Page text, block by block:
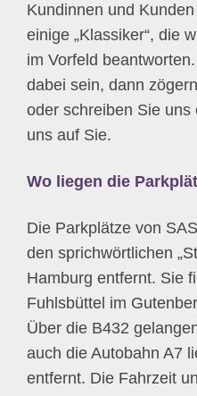
Kundinnen und
einige „Klassiker“, die
im Vorfeld
dabei sein, dann
oder schreiben Sie
uns auf Sie.
Wo liegen die
Die Parkplätze von
den sprichwörtlichen
Hamburg entfernt. Sie
Fuhlsbüttel im
Über die B432
auch die Autobahn A7
entfernt. Die Fahrzeit